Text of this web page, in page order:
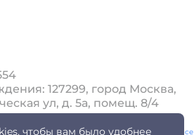
чтобы вам было удобнее
127299, город Москва,
ул, д. 5а, помещ. 8/4
and the GooglePrivacy PolicyandTerms of Service